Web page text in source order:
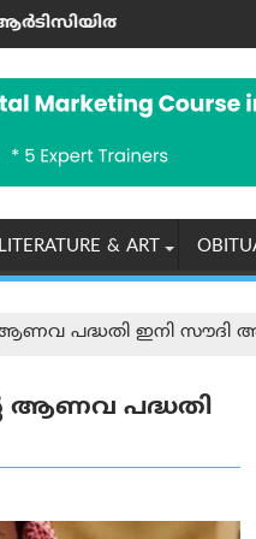
എഐ വാട്ട്‌സ്ആപ്പ്
LITERATURE & ART
പദ്ധതി ഇനി സൗദി
ആണവ പദ്ധതി